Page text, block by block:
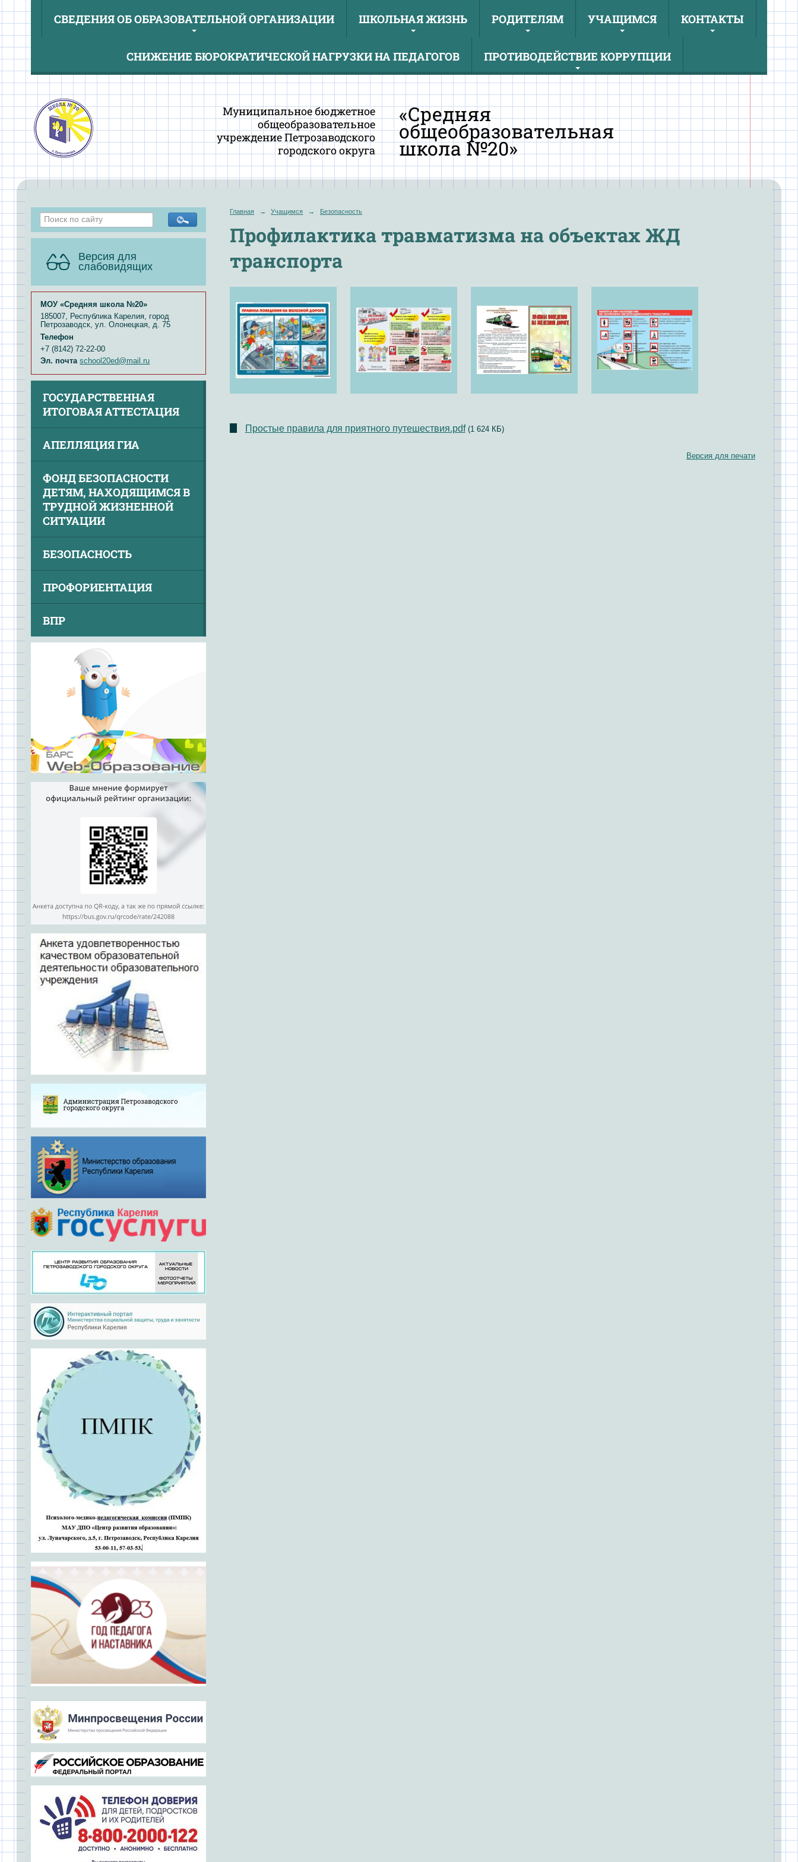
СВЕДЕНИЯ ОБ ОБРАЗОВАТЕЛЬНОЙ ОРГАНИЗАЦИИ ШКОЛЬНАЯ ЖИЗНЬ РОДИТЕЛЯМ УЧАЩИМСЯ КОНТАКТЫ
СНИЖЕНИЕ БЮРОКРАТИЧЕСКОЙ НАГРУЗКИ НА ПЕДАГОГОВ ПРОТИВОДЕЙСТВИЕ КОРРУПЦИИ
Муниципальное бюджетное
общеобразовательное
учреждение Петрозаводского
городского округа
«Средняя
общеобразовательная
школа №20»
Версия для
слабовидящих
МОУ «Средняя школа №20»
185007, Республика Карелия, город
Петрозаводск, ул. Олонецкая, д. 75
Телефон
+7 (8142) 72-22-00
Эл. почта school20ed@mail.ru
ГОСУДАРСТВЕННАЯ
ИТОГОВАЯ АТТЕСТАЦИЯ
АПЕЛЛЯЦИЯ ГИА
ФОНД БЕЗОПАСНОСТИ
ДЕТЯМ, НАХОДЯЩИМСЯ В
ТРУДНОЙ ЖИЗНЕННОЙ
СИТУАЦИИ
БЕЗОПАСНОСТЬ
ПРОФОРИЕНТАЦИЯ
ВПР
Главная → Учащимся → Безопасность
Профилактика травматизма на объектах ЖД
транспорта
Простые правила для приятного путешествия.pdf (1 624 КБ)
Версия для печати